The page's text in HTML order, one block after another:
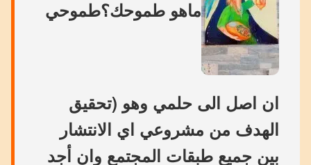
ماهو طموحك؟طموحي
ان اصل الى حلمي وهو (تحقيق
الهدف من مشروعي اي الانتشار
بين جميع طبقات المجتمع وان أجد